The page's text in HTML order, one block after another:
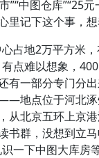
”“中图仓库”“25
记下这个事，想
占地2万平方米
点难以想象，
一部分专门分出
地点位于河北
从北京五环上京
群，没想到立
一下中图大库房